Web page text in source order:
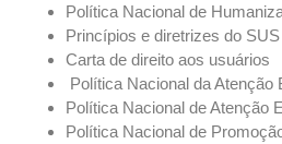
Política Nacional de
Princípios e diretrizes do SUS
Carta de direito aos usuários
Política Nacional da Atenção
Política Nacional de Atenção
Política Nacional de